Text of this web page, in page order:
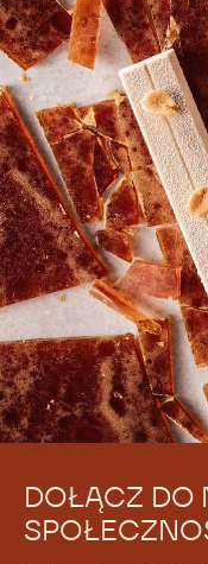
DOŁĄCZ DO